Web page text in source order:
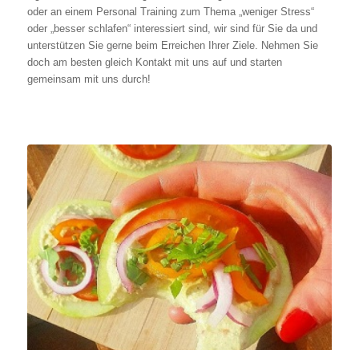
oder an einem Personal Training zum Thema „weniger Stress“
oder „besser schlafen“ interessiert sind, wir sind für Sie da und
unterstützen Sie gerne beim Erreichen Ihrer Ziele. Nehmen Sie
doch am besten gleich Kontakt mit uns auf und starten
gemeinsam mit uns durch!